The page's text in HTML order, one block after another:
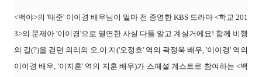
<백야>의 '태준' 이이경 배우님이 얼마 전 종영한 KBS 드라마 <학교 201
3>의 문제아 '이이경'으로 열연한 사실 다들 알고 계실거에요! 함께 비행
의 길(?)을 걷던 의리의 오.이.지('오정호' 역의 곽정욱 배우, '이이경' 역의
이이경 배우, '이지훈' 역의 지훈 배우)가 스페셜 게스트로 참여하는 <백